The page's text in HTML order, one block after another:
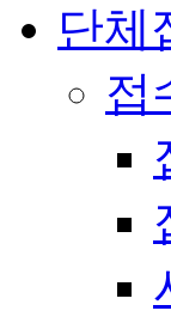
단체
접